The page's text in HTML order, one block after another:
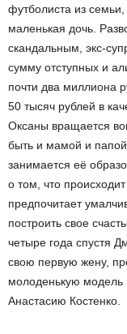
футболиста из
маленькая дочь.
скандальным, экс-
сумму отступных и
почти два миллиона
50 тысяч рублей в
Оксаны вращается
быть и мамой и
занимается её
о том, что
предпочитает
построить свое
четыре года спустя
свою первую жену,
молоденькую модель
Анастасию Костенко.